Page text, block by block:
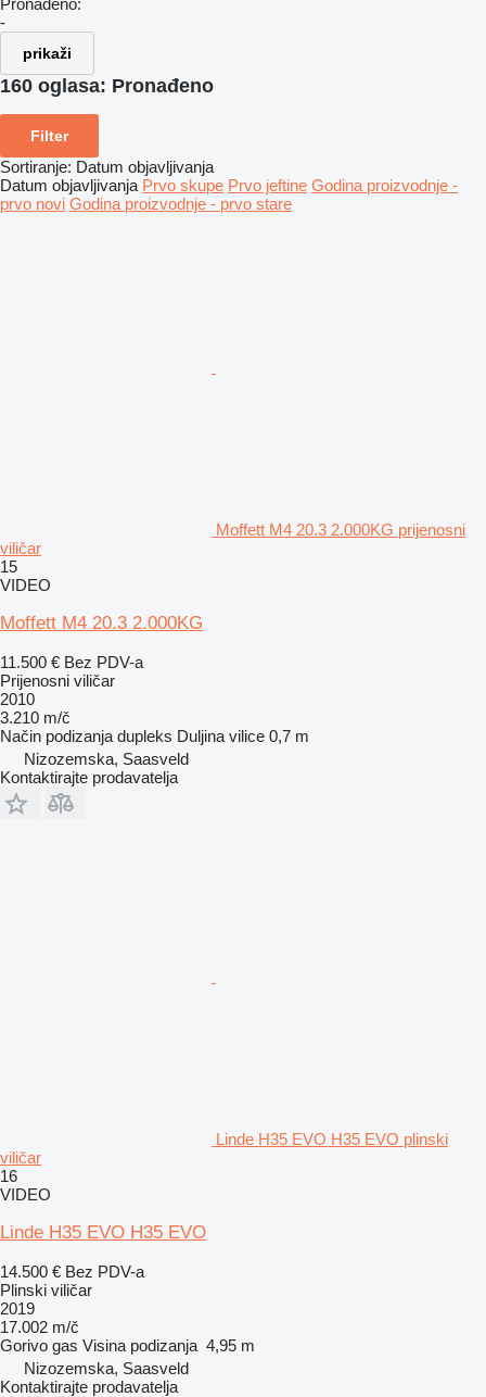
Pronađeno:
-
prikaži
160 oglasa: Pronađeno
Filter
Sortiranje: Datum objavljivanja
Datum objavljivanja Prvo skupe Prvo jeftine Godina proizvodnje -
prvo novi Godina proizvodnje - prvo stare
Moffett M4 20.3 2.000KG prijenosni
viličar
15
VIDEO
Moffett M4 20.3 2.000KG
11.500 € Bez PDV-a
Prijenosni viličar
2010
3.210 m/č
Način podizanja dupleks Duljina vilice 0,7 m
Nizozemska, Saasveld
Kontaktirajte prodavatelja
Linde H35 EVO H35 EVO plinski
viličar
16
VIDEO
Linde H35 EVO H35 EVO
14.500 € Bez PDV-a
Plinski viličar
2019
17.002 m/č
Gorivo gas Visina podizanja 4,95 m
Nizozemska, Saasveld
Kontaktirajte prodavatelja